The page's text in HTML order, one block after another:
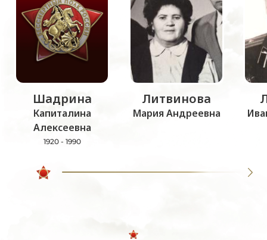
Шадрина
Капиталина
Алексеевна
1920 - 1990
Литвинова
Мария Андреевна